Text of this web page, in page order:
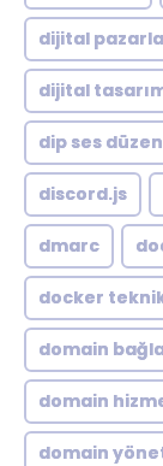
dijital
dijital
dip ses
discord.js
dmarc
docker
domain
domain
domain